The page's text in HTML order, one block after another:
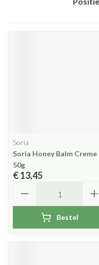
Sorteer
Soria
Soria Honey Balm Creme
50g
€ 13,45
Bestel